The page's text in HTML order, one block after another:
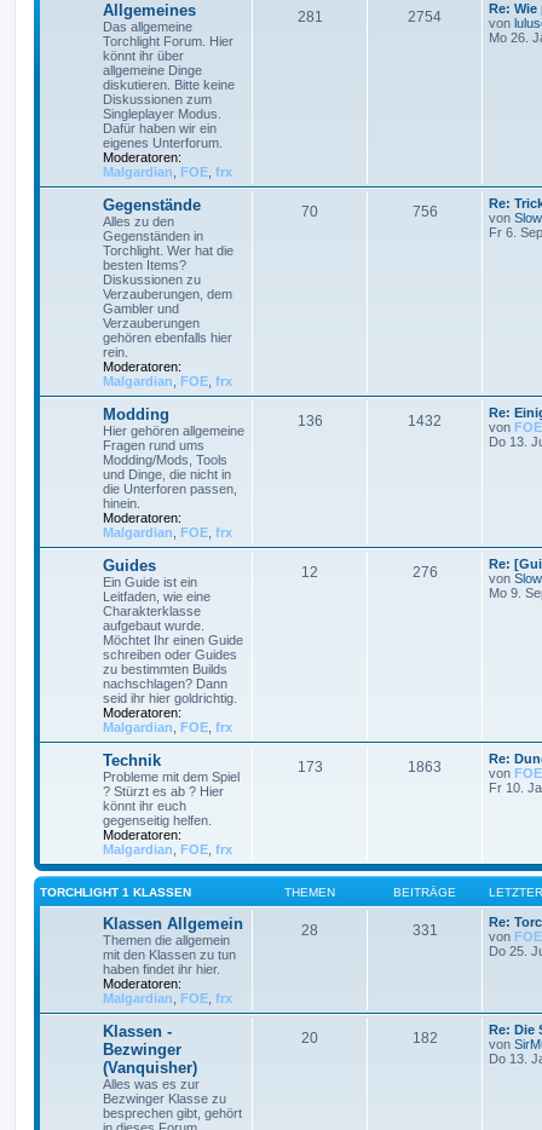
Allgemeines
Das allgemeine
Torchlight Forum. Hier
könnt ihr über
allgemeine Dinge
diskutieren. Bitte keine
Diskussionen zum
Singleplayer Modus.
Dafür haben wir ein
eigenes Unterforum.
Moderatoren:
Malgardian
FOE frx
281 2754
Re:
von
Mo 26.
Gegenstände
Alles zu den
Gegenständen in
Torchlight. Wer hat die
besten Items?
Diskussionen zu
Verzauberungen, dem
Gambler und
Verzauberungen
gehören ebenfalls hier
rein.
Moderatoren:
Malgardian FOE frx
70 756
Re:
von
Fr 6.
Modding
Hier gehören allgemeine
Fragen rund ums
Modding/Mods, Tools
und Dinge, die nicht in
die Unterforen passen,
hinein.
Moderatoren:
Malgardian FOE frx
136 1432
Re:
von FOE
Do 13.
Guides
Ein Guide ist ein
Leitfaden, wie eine
Charakterklasse
aufgebaut wurde.
Möchtet Ihr einen Guide
schreiben oder Guides
zu bestimmten Builds
nachschlagen? Dann
seid ihr hier goldrichtig.
Moderatoren:
Malgardian FOE frx
12 276
Re:
von
Mo 9.
Technik
Probleme mit dem Spiel
? Stürzt es ab ? Hier
könnt ihr euch
gegenseitig helfen.
Moderatoren:
Malgardian FOE frx
173 1863
Re:
von FOE
Fr 10.
TORCHLIGHT 1 KLASSEN THEMEN BEITRÄGE
Klassen Allgemein
Themen die allgemein
mit den Klassen zu tun
haben findet ihr hier.
Moderatoren:
Malgardian
FOE frx
28 331
Re:
von FOE
Do 25.
Klassen -
Bezwinger
(Vanquisher)
Alles was es zur
Bezwinger Klasse zu
besprechen gibt, gehört
20 182
Re: Die
von
Do 13.